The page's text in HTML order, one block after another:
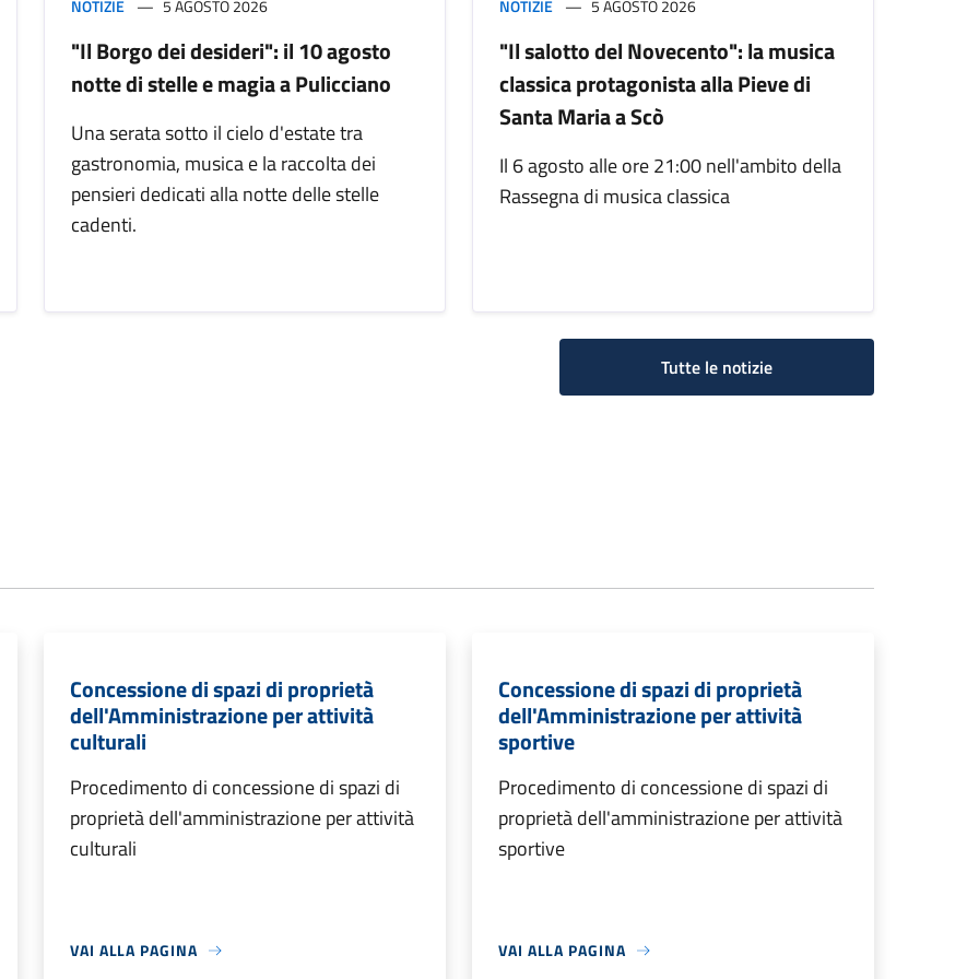
NOTIZIE 5 AGOSTO 2026
"Il Borgo dei desideri": il 10 agosto
notte di stelle e magia a Pulicciano
Una serata sotto il cielo d'estate tra
gastronomia, musica e la raccolta dei
pensieri dedicati alla notte delle stelle
cadenti.
NOTIZIE 5 AGOSTO 2026
"Il salotto del Novecento": la musica
classica protagonista alla Pieve di
Santa Maria a Scò
Il 6 agosto alle ore 21:00 nell'ambito della
Rassegna di musica classica
Tutte le notizie
Concessione di spazi di proprietà
dell'Amministrazione per attività
culturali
Procedimento di concessione di spazi di
proprietà dell'amministrazione per attività
culturali
VAI ALLA PAGINA
Concessione di spazi di proprietà
dell'Amministrazione per attività
sportive
Procedimento di concessione di spazi di
proprietà dell'amministrazione per attività
sportive
VAI ALLA PAGINA